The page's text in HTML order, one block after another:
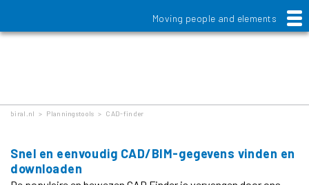
Moving people and elements
biral.nl > Planningstools > CAD-finder
Snel en eenvoudig CAD/BIM-gegevens vinden en
downloaden